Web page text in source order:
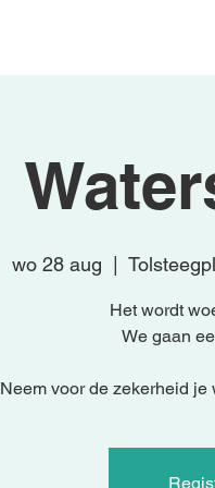
wo 28 aug
Het wordt
We gaan
Neem voor de zekerheid